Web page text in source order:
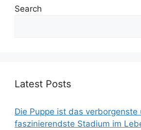
Search
Latest Posts
Die Puppe ist das verborgenste
faszinierendste Stadium im